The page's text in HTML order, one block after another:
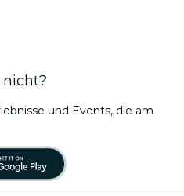
und Events, die am